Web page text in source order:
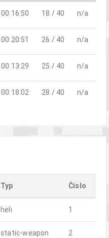
00:16:50 18 / 40 n/a
00:20:51 26 / 40 n/a
00:13:29 25 / 40 n/a
00:18:02 28 / 40 n/a
Typ Číslo
heli 1
static-weapon 2